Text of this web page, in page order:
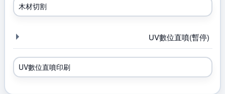
木材切割
UV數位直噴(暫停)
UV數位直噴印刷